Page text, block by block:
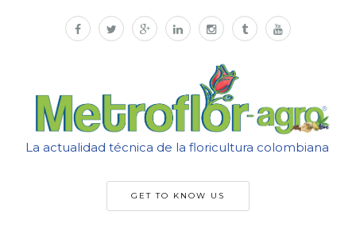
La actualidad técnica de la floricultura colombiana
GET TO KNOW US